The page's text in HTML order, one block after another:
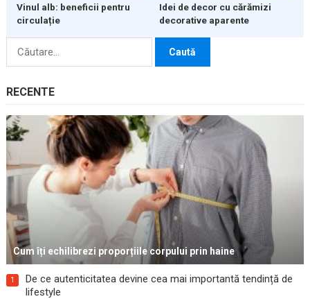
Vinul alb: beneficii pentru
circulație
Idei de decor cu cărămizi
decorative aparente
Caută
RECENTE
Cum îți echilibrezi proporțiile corpului prin haine
1
De ce autenticitatea devine cea mai importantă tendință de
lifestyle